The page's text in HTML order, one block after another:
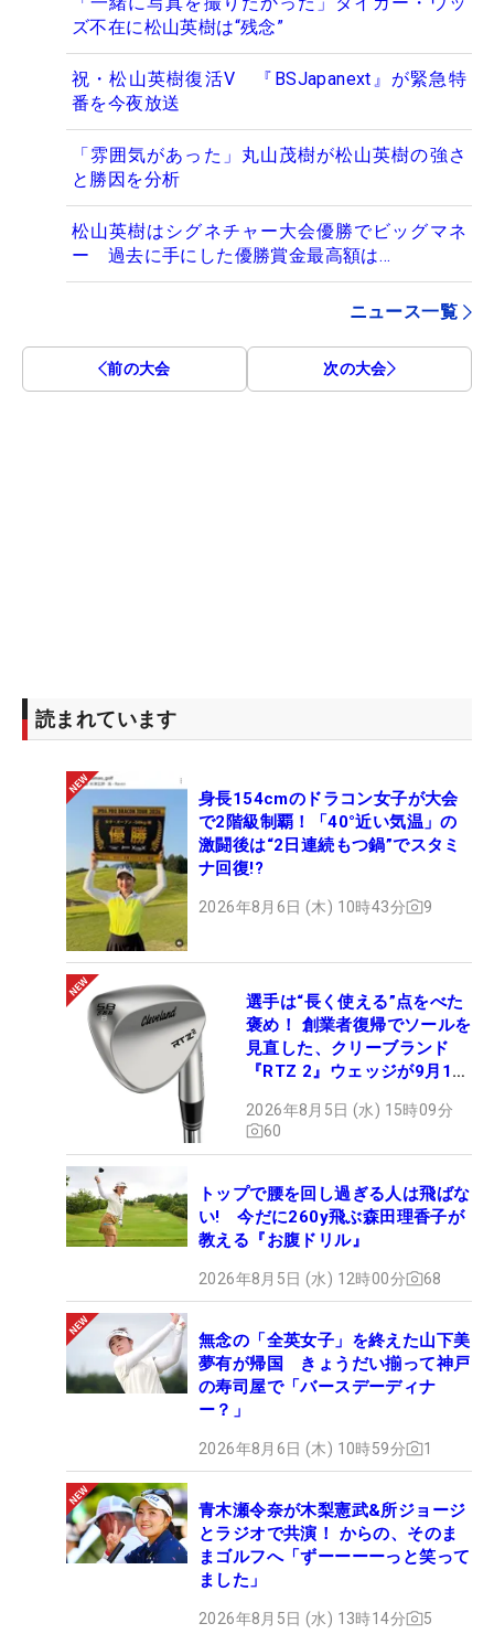
ズ不在に松山英樹は“残念”
祝・松山英樹復活V 『BSJapanext』が緊急特
番を今夜放送
「雰囲気があった」丸山茂樹が松山英樹の強さ
と勝因を分析
松山英樹はシグネチャー大会優勝でビッグマネ
ー 過去に手にした優勝賞金最高額は…
ニュース一覧
前の大会 次の大会
読まれています
身長154cmのドラコン女子が大会
で2階級制覇！「40°近い気温」の
激闘後は“2日連続もつ鍋”でスタミ
ナ回復!?
2026年8月6日 (木) 10時43分 9
選手は“長く使える”点をべた
褒め！ 創業者復帰でソールを
見直した、クリーブランド
『RTZ 2』ウェッジが9月12
2026年8月5日 (水) 15時09分
60
トップで腰を回し過ぎる人は飛ばな
い! 今だに260y飛ぶ森田理香子が
教える『お腹ドリル』
2026年8月5日 (水) 12時00分 68
無念の「全英女子」を終えた山下美
夢有が帰国 きょうだい揃って神戸
の寿司屋で「バースデーディナ
ー？」
2026年8月6日 (木) 10時59分 1
青木瀬令奈が木梨憲武&所ジョージ
とラジオで共演！ からの、そのま
まゴルフへ「ずーーーーっと笑って
ました」
2026年8月5日 (水) 13時14分 5